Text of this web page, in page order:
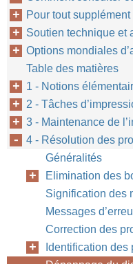
Pour tout supplément
Soutien technique et
Options mondiales
Table des matières
1 - Notions
2 - Tâches
3 - Maintenance de
4 - Résolution des
Généralités
Elimination des
Signification des
Messages
Correction des
Identification des